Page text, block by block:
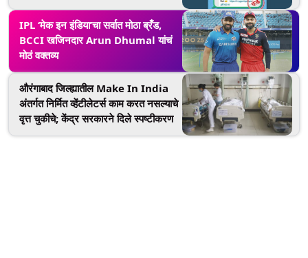
IPL ‘मेक इन इंडिया’चा सर्वात मोठा ब्रँड,
BCCI खजिनदार Arun Dhumal यांचं
मोठं वक्तव्य
औरंगाबाद जिल्ह्यातील Make In India
अंतर्गत निर्मित व्हेंटीलेटर्स काम करत नसल्याचे
वृत्त चुकीचे; केंद्र सरकारने दिले स्पष्टीकरण